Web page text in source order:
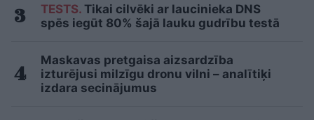
TESTS. Tikai cilvēki ar laucinieka DNS
spēs iegūt 80% šajā lauku gudrību testā
Maskavas pretgaisa aizsardzība
izturējusi milzīgu dronu vilni – analītiķi
izdara secinājumus